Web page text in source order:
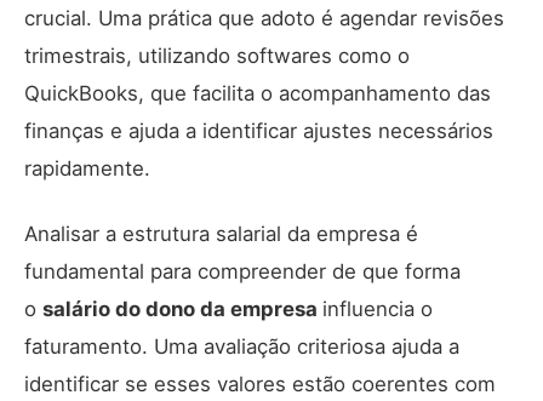
crucial. Uma prática que adoto é agendar revisões
trimestrais, utilizando softwares como o
QuickBooks, que facilita o acompanhamento das
finanças e ajuda a identificar ajustes necessários
rapidamente.
Analisar a estrutura salarial da empresa é
fundamental para compreender de que forma
o salário do dono da empresa influencia o
faturamento. Uma avaliação criteriosa ajuda a
identificar se esses valores estão coerentes com